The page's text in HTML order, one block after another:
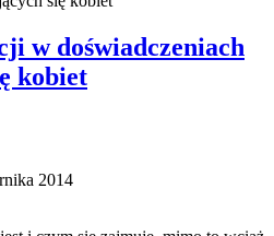
w doświadczeniach
kobiet
2014